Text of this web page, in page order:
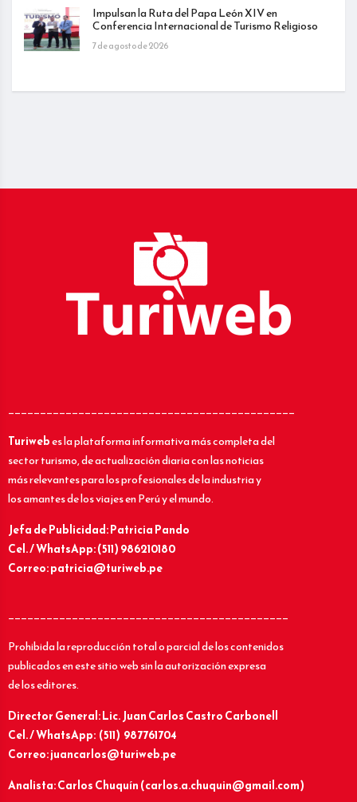
Impulsan la Ruta del Papa León XIV en
Conferencia Internacional de Turismo Religioso
7 de agosto de 2026
_____________________________________________
Turiwebes la plataforma informativa más completa del
sector turismo, de actualización diaria con las noticias
más relevantes para los profesionales de la industria y
los amantes de los viajes en Perú y el mundo.
Jefa de Publicidad: Patricia Pando
Cel. / WhatsApp: (511) 986210180
Correo: patricia@turiweb.pe
____________________________________________
Prohibida la reproducción total o parcial de los contenidos
publicados en este sitio web sin la autorización expresa
de los editores.
Director General: Lic.Juan Carlos Castro Carbonell
Cel. / WhatsApp: (511) 987761704
Correo: juancarlos@turiweb.pe
Analista: Carlos Chuquín (carlos.a.chuquin@gmail.com)